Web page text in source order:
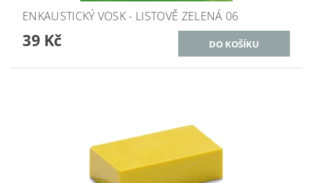
ENKAUSTICKÝ VOSK - LISTOVĚ ZELENÁ 06
39 Kč